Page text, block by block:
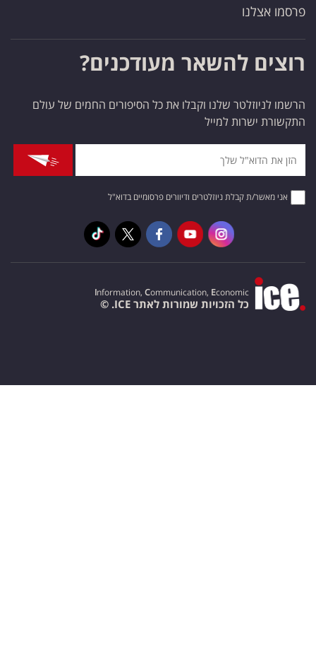
פרסמו אצלנו
רוצים להשאר מעודכנים?
הרשמו לניוזלטר שלנו וקבלו את כל הסיפורים החמים של עולם
התקשורת ישרות למייל
אני מאשר/ת קבלת ניוזלטרים ודיוורים פרסומיים בדוא"ל
Information, Communication, Economic
כל הזכויות שמורות לאתר ICE. ©